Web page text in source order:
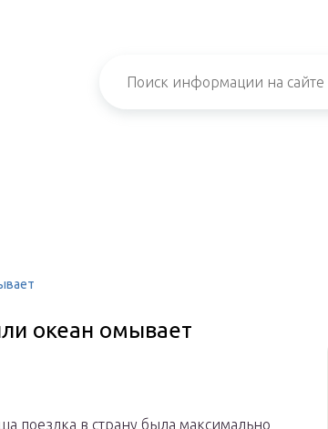
океан омывает
поездка в страну была максимально